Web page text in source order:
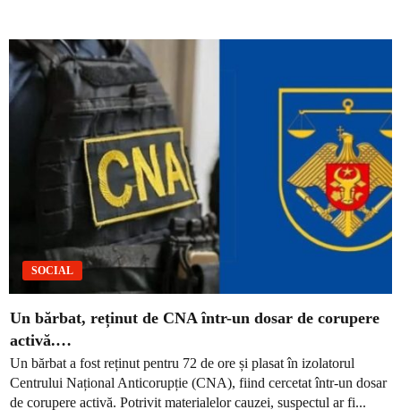
SOCIAL
Un bărbat, reținut de CNA într-un dosar de corupere
activă.…
Un bărbat a fost reținut pentru 72 de ore și plasat în izolatorul
Centrului Național Anticorupție (CNA), fiind cercetat într-un dosar
de corupere activă. Potrivit materialelor cauzei, suspectul ar fi...